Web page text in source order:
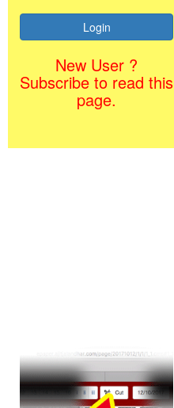
New User ?
Subscribe to read this
page.